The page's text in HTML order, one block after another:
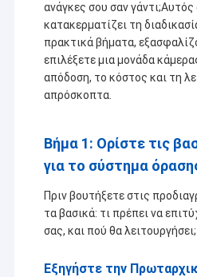
ανάγκες σου σαν γάντι;Αυτός
κατακερματίζει τη
πρακτικά βήματα,
επιλέξετε μια μονάδα
απόδοση, το κόστος και τη
απρόσκοπτα.
Βήμα 1: Ορίστε τις
για το σύστημα
Πριν βουτήξετε στις
τα βασικά: τι πρέπει να
σας, και πού θα λειτουργήσει;
Εξηγήστε την